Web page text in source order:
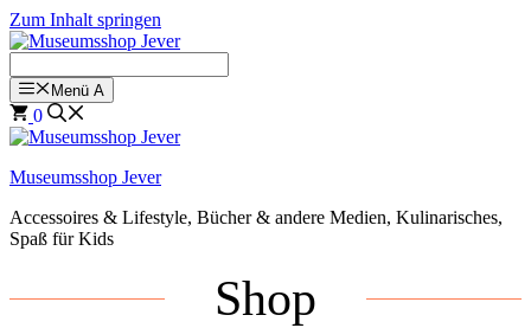
Zum Inhalt springen
Menü A
0
Museumsshop Jever
Accessoires & Lifestyle, Bücher & andere Medien, Kulinarisches,
Spaß für Kids
Shop